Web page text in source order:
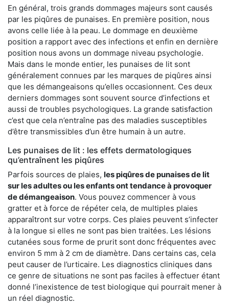
En général, trois grands dommages majeurs sont causés
par les piqûres de punaises. En première position, nous
avons celle liée à la peau. Le dommage en deuxième
position a rapport avec des infections et enfin en dernière
position nous avons un dommage niveau psychologie.
Mais dans le monde entier, les punaises de lit sont
généralement connues par les marques de piqûres ainsi
que les démangeaisons qu’elles occasionnent. Ces deux
derniers dommages sont souvent source d’infections et
aussi de troubles psychologiques. La grande satisfaction
c’est que cela n’entraîne pas des maladies susceptibles
d’être transmissibles d’un être humain à un autre.
Les punaises de lit : les effets dermatologiques
qu’entraînent les piqûres
Parfois sources de plaies, les piqûres de punaises de lit
sur les adultes ou les enfants ont tendance à provoquer
de démangeaison. Vous pouvez commencer à vous
gratter et à force de répéter cela, de multiples plaies
apparaîtront sur votre corps. Ces plaies peuvent s’infecter
à la longue si elles ne sont pas bien traitées. Les lésions
cutanées sous forme de prurit sont donc fréquentes avec
environ 5 mm à 2 cm de diamètre. Dans certains cas, cela
peut causer de l’urticaire. Les diagnostics cliniques dans
ce genre de situations ne sont pas faciles à effectuer étant
donné l’inexistence de test biologique qui pourrait mener à
un réel diagnostic.